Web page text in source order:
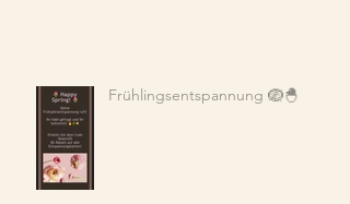
Frühlingsentspannung 🪺🐣